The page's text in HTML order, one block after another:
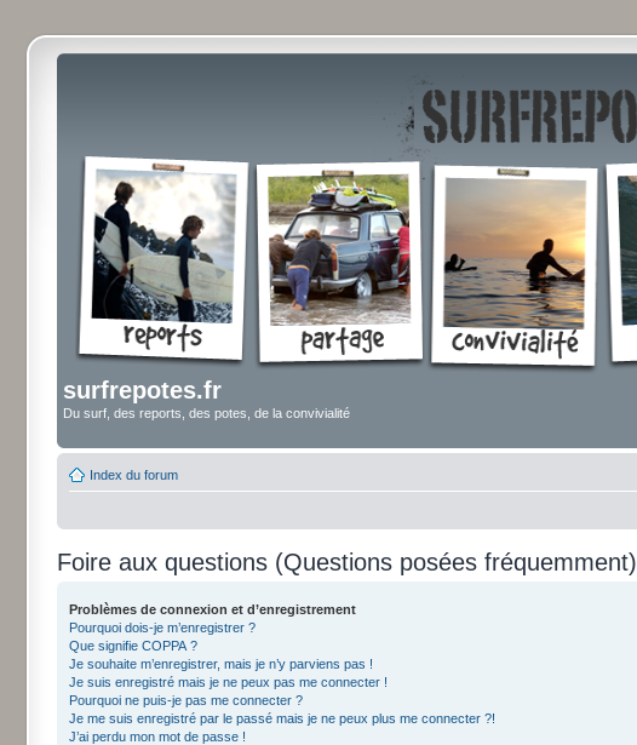
surfrepotes.fr
Du surf, des reports, des potes, de la convivialité
Index du forum
Foire aux questions (Questions posées fréquemment)
Problèmes de connexion et d’enregistrement
Pourquoi dois-je m’enregistrer ?
Que signifie COPPA ?
Je souhaite m’enregistrer, mais je n’y parviens pas !
Je suis enregistré mais je ne peux pas me connecter !
Pourquoi ne puis-je pas me connecter ?
Je me suis enregistré par le passé mais je ne peux plus me connecter ?!
J’ai perdu mon mot de passe !